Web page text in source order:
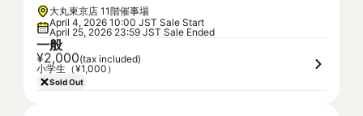
大丸東京店 11階催事場
April 4, 2026 10:00 JST Sale Start
April 25, 2026 23:59 JST Sale Ended
一般
¥2,000(tax included)
小学生（¥1,000）
Sold Out